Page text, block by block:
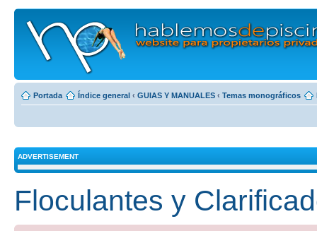
Portada Índice general ‹ GUIAS Y MANUALES ‹ Temas monográficos
ADVERTISEMENT
Floculantes y